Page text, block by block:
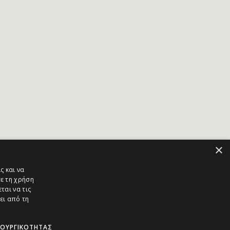
×
και να
τη χρήση
να τις
από τη